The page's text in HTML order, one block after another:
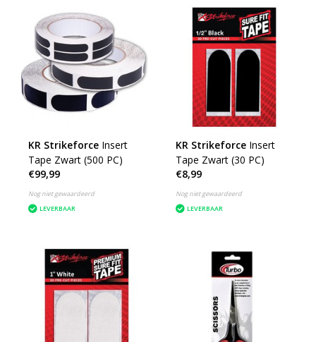
KR Strikeforce Insert
Tape Zwart (500 PC)
€99,99
Nog niet gewaardeerd
LEVERBAAR
KR Strikeforce Insert
Tape Zwart (30 PC)
€8,99
Nog niet gewaardeerd
LEVERBAAR